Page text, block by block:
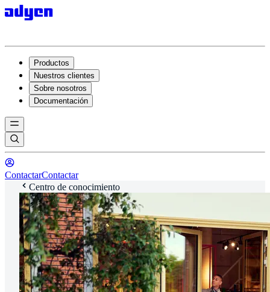
Productos
Nuestros clientes
Sobre nosotros
Documentación
ContactarContactar
Centro de conocimiento